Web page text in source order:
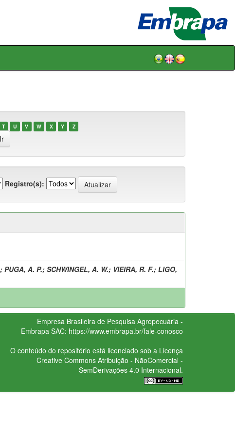
T U V W X Y Z
Registro(s):
; PUGA, A. P.; SCHWINGEL, A. W.; VIEIRA, R. F.; LIGO,
Empresa Brasileira de Pesquisa Agropecuária -
Embrapa SAC: https://www.embrapa.br/fale-conosco
O conteúdo do repositório está licenciado sob a Licença
Creative CommonsAtribuição - NãoComercial -
SemDerivações 4.0 Internacional.